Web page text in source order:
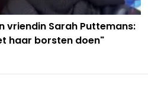
vriendin Sarah Puttemans:
haar borsten doen"